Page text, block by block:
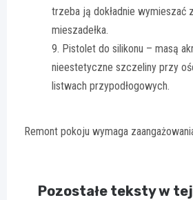
trzeba ją dokładnie wymieszać
mieszadełka.
Pistolet do silikonu – masą
nieestetyczne szczeliny przy
listwach przypodłogowych.
Remont pokoju wymaga
Pozostałe teksty w